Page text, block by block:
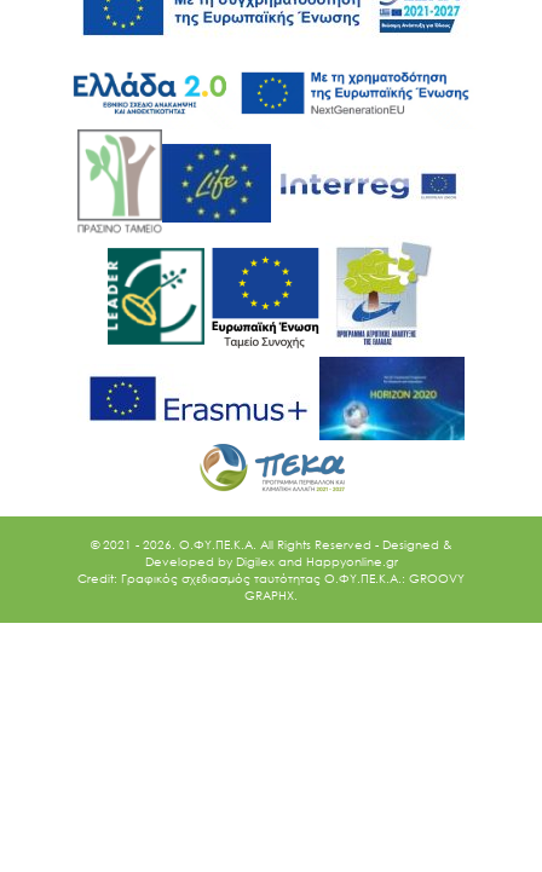
© 2021 - 2026. O.ΦΥ.ΠΕ.Κ.Α. All Rights Reserved - Designed &
Developed by Digilex and Happyonline.gr
Credit: Γραφικός σχεδιασμός ταυτότητας Ο.ΦΥ.ΠΕ.Κ.Α.: GROOVY
GRAPHX.